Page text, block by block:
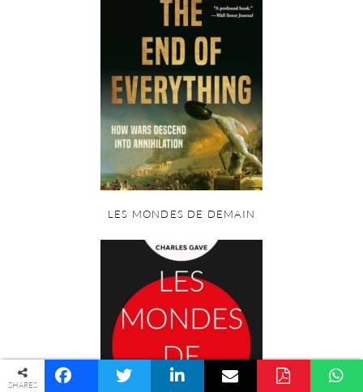
LES MONDES DE DEMAIN
© COPYRIGHT PALINGÉNÉSIE - POLITIQUE DE CONFIDENTIALITÉ
SHARES